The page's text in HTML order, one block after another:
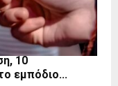
10
εμπόδιο...